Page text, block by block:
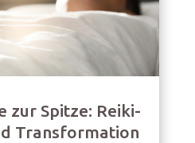
zur Spitze: Reiki-
Transformation